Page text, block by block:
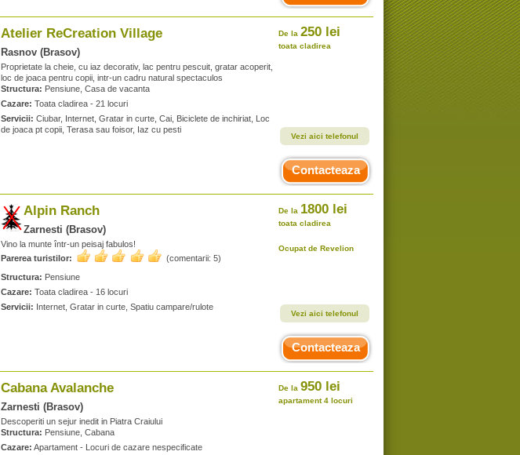
Atelier ReCreation Village
Rasnov (Brasov)
Proprietate la cheie, cu iaz decorativ, lac pentru pescuit, gratar acoperit,
loc de joaca pentru copii, intr-un cadru natural spectaculos
Structura: Pensiune, Casa de vacanta
Cazare: Toata cladirea - 21 locuri
Servicii: Ciubar, Internet, Gratar in curte, Cai, Biciclete de inchiriat, Loc
de joaca pt copii, Terasa sau foisor, Iaz cu pesti
De la 250 lei
toata cladirea
Vezi aici telefonul
Contacteaza
Alpin Ranch
Zarnesti (Brasov)
Vino la munte într-un peisaj fabulos!
Parerea turistilor:
(comentarii: 5)
Structura: Pensiune
Cazare: Toata cladirea - 16 locuri
Servicii: Internet, Gratar in curte, Spatiu campare/rulote
De la 1800 lei
toata cladirea
Ocupat de Revelion
Vezi aici telefonul
Contacteaza
Cabana Avalanche
Zarnesti (Brasov)
Descoperiti un sejur inedit in Piatra Craiului
Structura: Pensiune, Cabana
Cazare: Apartament - Locuri de cazare nespecificate
De la 950 lei
apartament 4 locuri